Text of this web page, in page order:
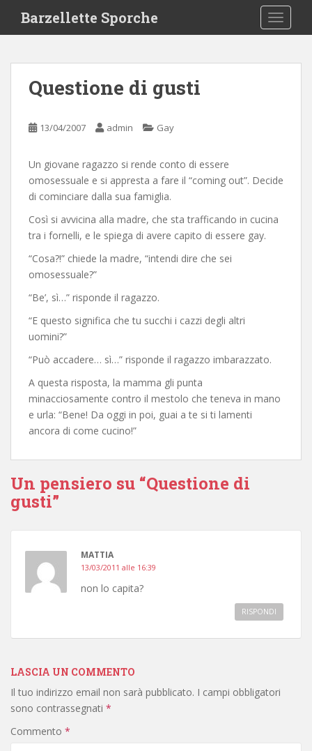
i
Barzellette Sporche
Questione di gusti
13/04/2007 admin Gay
Un giovane ragazzo si rende conto di essere
omosessuale e si appresta a fare il “coming out”. Decide
di cominciare dalla sua famiglia.
Così si avvicina alla madre, che sta trafficando in cucina
tra i fornelli, e le spiega di avere capito di essere gay.
“Cosa?!” chiede la madre, “intendi dire che sei
omosessuale?”
“Be’, sì…” risponde il ragazzo.
“E questo significa che tu succhi i cazzi degli altri
uomini?”
“Può accadere… sì…” risponde il ragazzo imbarazzato.
A questa risposta, la mamma gli punta
minacciosamente contro il mestolo che teneva in mano
e urla: “Bene! Da oggi in poi, guai a te si ti lamenti
ancora di come cucino!”
Un pensiero su “Questione di
gusti”
MATTIA
13/03/2011 alle 16:39
non lo capita?
RISPONDI
LASCIA UN COMMENTO
Il tuo indirizzo email non sarà pubblicato. I campi obbligatori
sono contrassegnati *
Commento *